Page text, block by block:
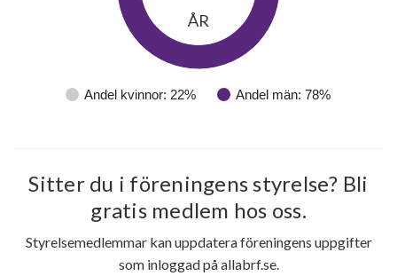
Andel kvinnor: 22% Andel män: 78%
ÅR
Sitter du i föreningens styrelse? Bli
gratis medlem hos oss.
Styrelsemedlemmar kan uppdatera föreningens uppgifter
som inloggad på allabrf.se.